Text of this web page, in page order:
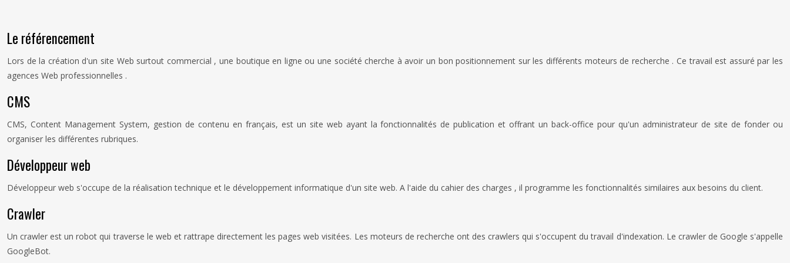
Le référencement
Lors de la création d'un site Web surtout commercial , une boutique en ligne ou une société cherche à avoir un bon positionnement sur les différents moteurs de recherche . Ce travail est assuré par les
agences Web professionnelles .
CMS
CMS, Content Management System, gestion de contenu en français, est un site web ayant la fonctionnalités de publication et offrant un back-office pour qu'un administrateur de site de fonder ou
organiser les différentes rubriques.
Développeur web
Développeur web s'occupe de la réalisation technique et le développement informatique d'un site web. A l'aide du cahier des charges , il programme les fonctionnalités similaires aux besoins du client.
Crawler
Un crawler est un robot qui traverse le web et rattrape directement les pages web visitées. Les moteurs de recherche ont des crawlers qui s'occupent du travail d'indexation. Le crawler de Google s'appelle
GoogleBot.